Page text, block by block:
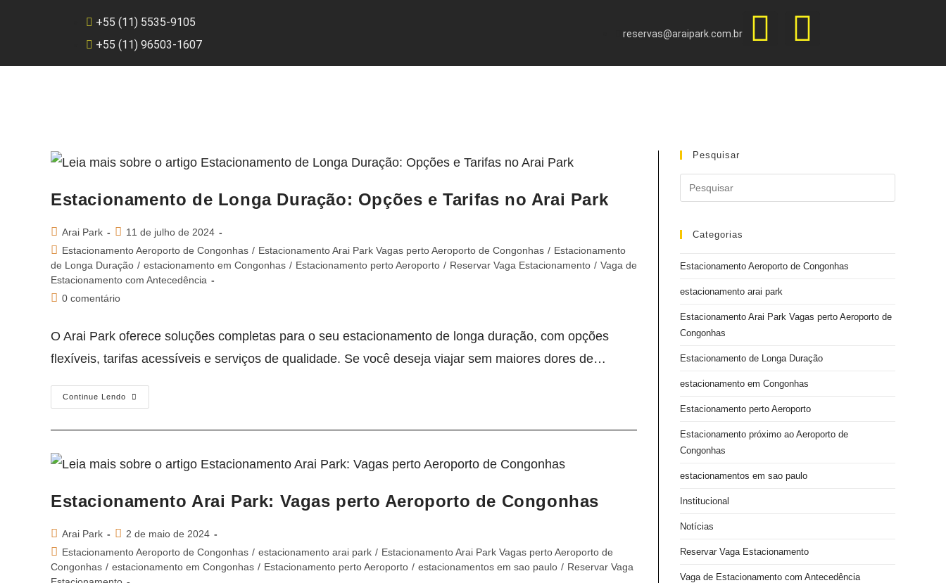
+55 (11) 5535-9105
+55 (11) 96503-1607
reservas@araipark.com.br
Estacionamento de Longa Duração: Opções e Tarifas no Arai Park
Arai Park
11 de julho de 2024
Estacionamento Aeroporto de Congonhas / Estacionamento Arai Park Vagas perto Aeroporto de Congonhas / Estacionamento
de Longa Duração / estacionamento em Congonhas / Estacionamento perto Aeroporto / Reservar Vaga Estacionamento / Vaga de
Estacionamento com Antecedência
0 comentário
O Arai Park oferece soluções completas para o seu estacionamento de longa duração, com opções
flexíveis, tarifas acessíveis e serviços de qualidade. Se você deseja viajar sem maiores dores de…
Continue Lendo
Estacionamento Arai Park: Vagas perto Aeroporto de Congonhas
Arai Park
2 de maio de 2024
Estacionamento Aeroporto de Congonhas / estacionamento arai park / Estacionamento Arai Park Vagas perto Aeroporto de
Congonhas / estacionamento em Congonhas / Estacionamento perto Aeroporto / estacionamentos em sao paulo / Reservar Vaga
Pesquisar
Categorias
Estacionamento Aeroporto de Congonhas
estacionamento arai park
Estacionamento Arai Park Vagas perto Aeroporto de
Congonhas
Estacionamento de Longa Duração
estacionamento em Congonhas
Estacionamento perto Aeroporto
Estacionamento próximo ao Aeroporto de
Congonhas
estacionamentos em sao paulo
Institucional
Notícias
Reservar Vaga Estacionamento
Vaga de Estacionamento com Antecedência